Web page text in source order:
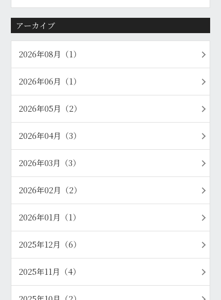
アーカイブ
2026年08月（1）
2026年06月（1）
2026年05月（2）
2026年04月（3）
2026年03月（3）
2026年02月（2）
2026年01月（1）
2025年12月（6）
2025年11月（4）